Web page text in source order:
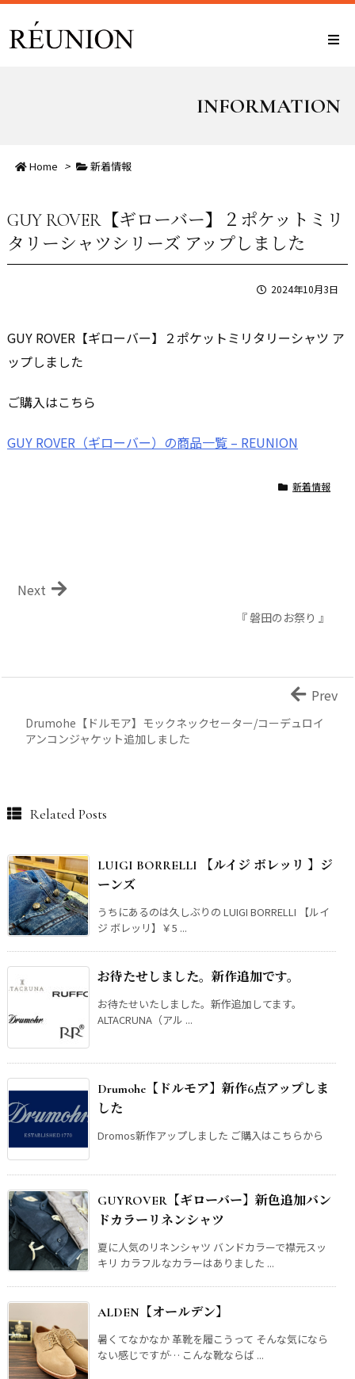
INFORMATION
Home > 新着情報
GUY ROVER【ギローバー】２ポケットミリ
タリーシャツシリーズ アップしました
2024年10月3日
GUY ROVER【ギローバー】２ポケットミリタリーシャツ ア
ップしました
ご購入はこちら
GUY ROVER（ギローバー）の商品一覧 – REUNION
新着情報
『 磐田のお祭り 』
Next
Drumohe【ドルモア】モックネックセーター/コーデュロイ
アンコンジャケット追加しました
Prev
Related Posts
LUIGI BORRELLI 【ルイジ ボレッリ 】ジ
ーンズ
うちにあるのは久しぶりの LUIGI BORRELLI 【ルイ
ジ ボレッリ】￥5 ...
お待たせしました。新作追加です。
お待たせいたしました。新作追加してます。
ALTACRUNA（アル ...
Drumohe【ドルモア】新作6点アップしま
した
Dromos新作アップしました ご購入はこちらから
GUYROVER【ギローバー】新色追加バン
ドカラーリネンシャツ
夏に人気のリネンシャツ バンドカラーで襟元スッ
キリ カラフルなカラーはありました ...
ALDEN【オールデン】
暑くてなかなか 革靴を履こうって そんな気になら
ない感じですが… こんな靴ならば ...